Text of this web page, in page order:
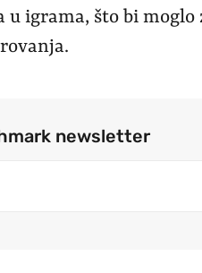
igrama, što bi moglo
newsletter